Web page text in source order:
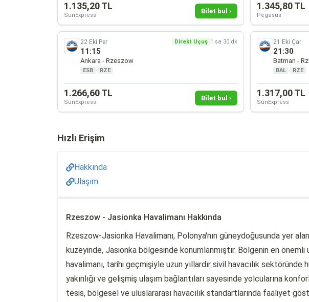
1.135,20 TL
SunExpress
Bilet bul › 1.345,80 TL
Pegasus
22 Eki Per Direkt Uçuş 1 sa 30 dk
11:15
Ankara - Rzeszow
ESB · RZE
1.266,60 TL
SunExpress
Bilet bul ›
21 Eki Çar
21:30
Batman -
BAL · RZE
1.317,00 TL
SunExpress
Hızlı Erişim
Hakkında
Ulaşım
Rzeszow - Jasionka Havalimanı Hakkında
Rzeszow-Jasionka Havalimanı, Polonya'nın güneydoğusunda yer
kuzeyinde, Jasionka bölgesinde konumlanmıştır. Bölgenin en önemli
havalimanı, tarihi geçmişiyle uzun yıllardır sivil havacılık
yakınlığı ve gelişmiş ulaşım bağlantıları sayesinde yolcularına
tesis, bölgesel ve uluslararası havacılık standartlarında faaliyet